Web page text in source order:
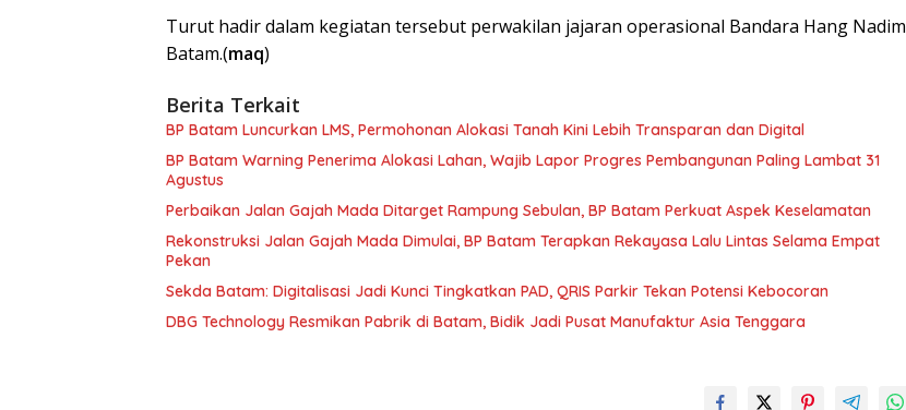
Turut hadir dalam kegiatan tersebut perwakilan jajaran operasional Bandara Hang Nadim
Batam.(maq)
Berita Terkait
BP Batam Luncurkan LMS, Permohonan Alokasi Tanah Kini Lebih Transparan dan Digital
BP Batam Warning Penerima Alokasi Lahan, Wajib Lapor Progres Pembangunan Paling Lambat 31
Agustus
Perbaikan Jalan Gajah Mada Ditarget Rampung Sebulan, BP Batam Perkuat Aspek Keselamatan
Rekonstruksi Jalan Gajah Mada Dimulai, BP Batam Terapkan Rekayasa Lalu Lintas Selama Empat
Pekan
Sekda Batam: Digitalisasi Jadi Kunci Tingkatkan PAD, QRIS Parkir Tekan Potensi Kebocoran
DBG Technology Resmikan Pabrik di Batam, Bidik Jadi Pusat Manufaktur Asia Tenggara